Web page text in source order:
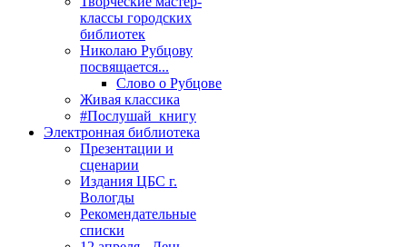
классы городских
библиотек
Николаю Рубцову
посвящается...
Слово о Рубцове
Живая классика
#Послушай_книгу
Электронная библиотека
Презентации и
сценарии
Издания ЦБС г.
Вологды
Рекомендательные
списки